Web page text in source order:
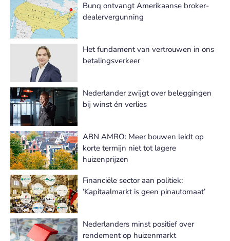
Bunq ontvangt Amerikaanse broker-
dealervergunning
Het fundament van vertrouwen in ons
betalingsverkeer
Nederlander zwijgt over beleggingen
bij winst én verlies
ABN AMRO: Meer bouwen leidt op
korte termijn niet tot lagere
huizenprijzen
Financiële sector aan politiek:
‘Kapitaalmarkt is geen pinautomaat’
Nederlanders minst positief over
rendement op huizenmarkt